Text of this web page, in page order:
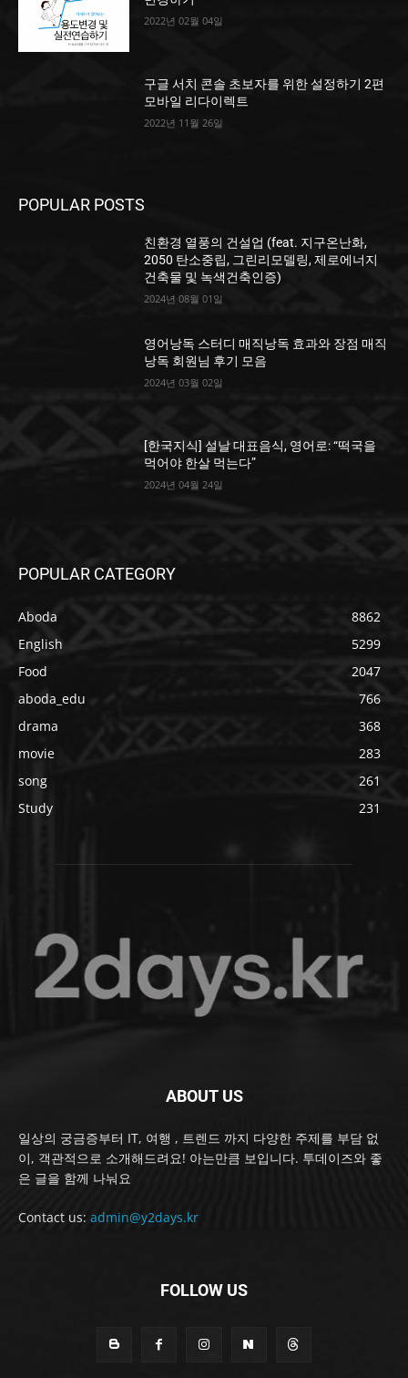
2022년 02월 04일
구글 서치 콘솔 초보자를 위한 설정하기 2편
모바일 리다이렉트
2022년 11월 26일
POPULAR POSTS
친환경 열풍의 건설업 (feat. 지구온난화,
2050 탄소중립, 그린리모델링, 제로에너지
건축물 및 녹색건축인증)
2024년 08월 01일
영어낭독 스터디 매직낭독 효과와 장점 매직
낭독 회원님 후기 모음
2024년 03월 02일
[한국지식] 설날 대표음식, 영어로: “떡국을
먹어야 한살 먹는다”
2024년 04월 24일
POPULAR CATEGORY
Aboda
8862
English
5299
Food
2047
aboda_edu
766
drama
368
movie
283
song
261
Study
231
ABOUT US
일상의 궁금증부터 IT, 여행 , 트렌드 까지 다양한 주제를 부담 없
이, 객관적으로 소개해드려요! 아는만큼 보입니다. 투데이즈와 좋
은 글을 함께 나눠요
Contact us: admin@y2days.kr
FOLLOW US